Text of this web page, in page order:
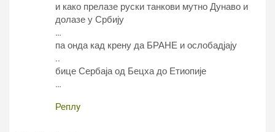
и како прелазе руски танкови мутно Дунаво и
долазе у Србију
…
па онда кад крену да БРАНЕ и ослобадјају
..
бице Сербаја од Бецха до Етиопије
…
Реплy